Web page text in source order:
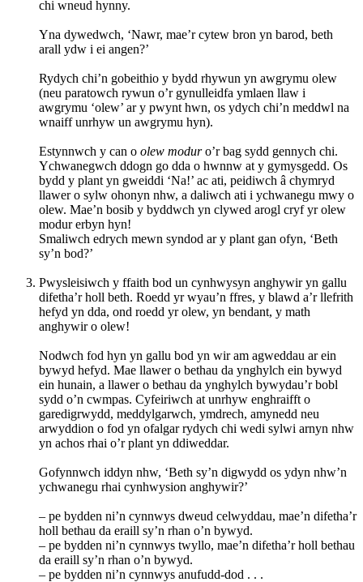
chi wneud hynny.
Yna dywedwch, ‘Nawr, mae’r cytew bron yn barod, beth
arall ydw i ei angen?’
Rydych chi’n gobeithio y bydd rhywun yn awgrymu olew
(neu paratowch rywun o’r gynulleidfa ymlaen llaw i
awgrymu ‘olew’ ar y pwynt hwn, os ydych chi’n meddwl na
wnaiff unrhyw un awgrymu hyn).
Estynnwch y can o olew moduro’r bag sydd gennych chi.
Ychwanegwch ddogn go dda o hwnnw at y gymysgedd. Os
bydd y plant yn gweiddi ‘Na!’ ac ati, peidiwch â chymryd
llawer o sylw ohonyn nhw, a daliwch ati i ychwanegu mwy o
olew. Mae’n bosib y byddwch yn clywed arogl cryf yr olew
modur erbyn hyn!
Smaliwch edrych mewn syndod ar y plant gan ofyn, ‘Beth
sy’n bod?’
Pwysleisiwch y ffaith bod un cynhwysyn anghywir yn gallu
difetha’r holl beth. Roedd yr wyau’n ffres, y blawd a’r llefrith
hefyd yn dda, ond roedd yr olew, yn bendant, y math
anghywir o olew!
Nodwch fod hyn yn gallu bod yn wir am agweddau ar ein
bywyd hefyd. Mae llawer o bethau da ynghylch ein bywyd
ein hunain, a llawer o bethau da ynghylch bywydau’r bobl
sydd o’n cwmpas. Cyfeiriwch at unrhyw enghraifft o
garedigrwydd, meddylgarwch, ymdrech, amynedd neu
arwyddion o fod yn ofalgar rydych chi wedi sylwi arnyn nhw
yn achos rhai o’r plant yn ddiweddar.
Gofynnwch iddyn nhw, ‘Beth sy’n digwydd os ydyn nhw’n
ychwanegu rhai cynhwysion anghywir?’
– pe bydden ni’n cynnwys dweud celwyddau, mae’n difetha’r
holl bethau da eraill sy’n rhan o’n bywyd.
– pe bydden ni’n cynnwys twyllo, mae’n difetha’r holl bethau
da eraill sy’n rhan o’n bywyd.
– pe bydden ni’n cynnwys anufudd-dod . . .